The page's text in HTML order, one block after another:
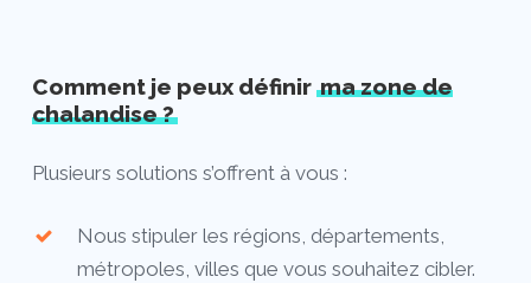
Comment je peux définir ma zone de
chalandise ?
Plusieurs solutions s’offrent à vous :
Nous stipuler les régions, départements,
métropoles, villes que vous souhaitez cibler.